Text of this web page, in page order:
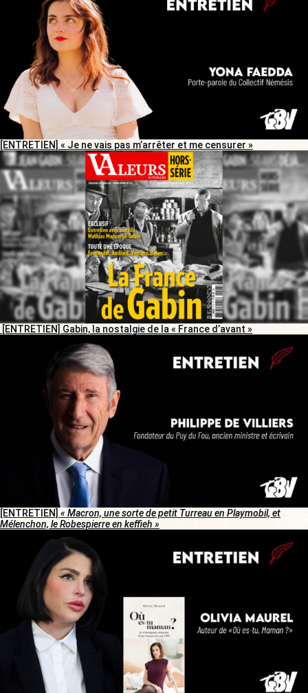
[ENTRETIEN] « Je ne vais pas m’arrêter et me censurer »
[ENTRETIEN] Gabin, la nostalgie de la « France d’avant »
[ENTRETIEN] « Macron, une sorte de petit Turreau en Playmobil, et
Mélenchon, le Robespierre en keffieh »